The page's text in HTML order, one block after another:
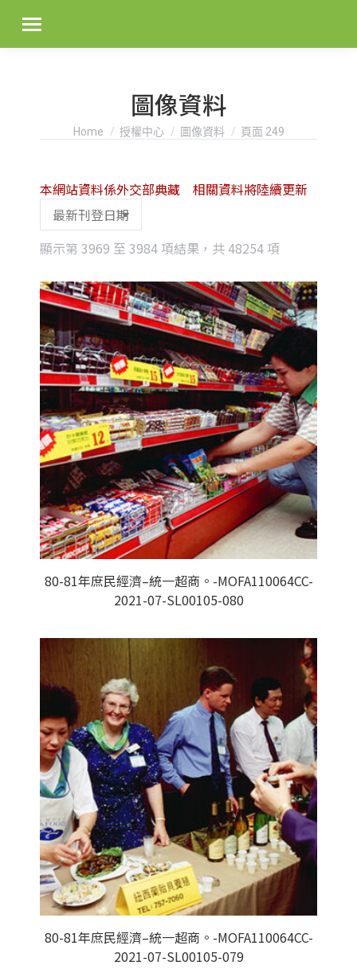
圖像資料
You are here:
Home 授權中心 圖像資料 頁面 249
顯示第 3969 至 3984 項結果，共 48254 項
latest
本網站資料係外交部典藏 相關資料將陸續更新
80-81年庶民經濟–統一超商。-MOFA110064CC-
2021-07-SL00105-080
80-81年庶民經濟–統一超商。-MOFA110064CC-
2021-07-SL00105-079